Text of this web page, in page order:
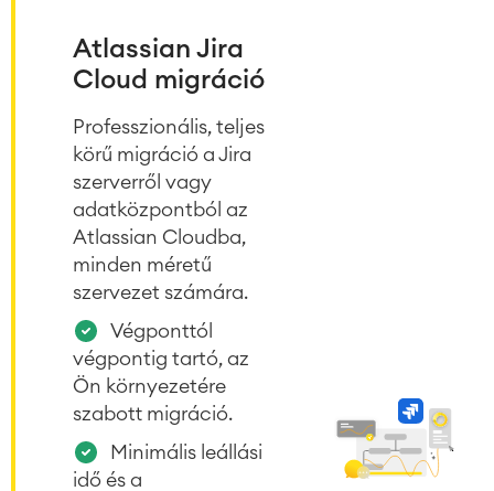
Atlassian Jira
Cloud migráció
Professzionális, teljes
körű migráció a Jira
szerverről vagy
adatközpontból az
Atlassian Cloudba,
minden méretű
szervezet számára.
Végponttól
végpontig tartó, az
Ön környezetére
szabott migráció.
Minimális leállási
idő és a